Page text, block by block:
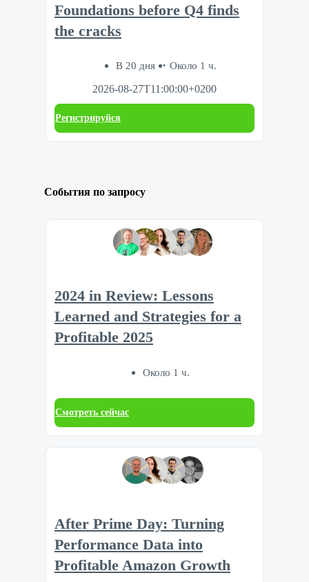
Foundations before Q4 finds
the cracks
В 20 дня
Около 1 ч.
2026-08-27T11:00:00+0200
Регистрируйся
События по запросу
2024 in Review: Lessons
Learned and Strategies for a
Profitable 2025
Около 1 ч.
Смотреть сейчас
After Prime Day: Turning
Performance Data into
Profitable Amazon Growth